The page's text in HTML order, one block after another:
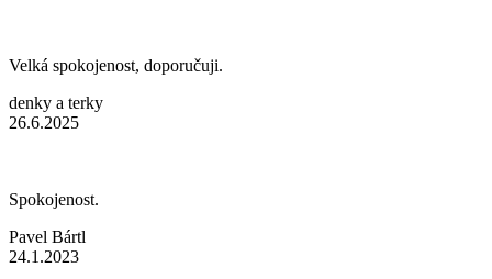
Velká spokojenost, doporučuji.
denky a terky
26.6.2025
Spokojenost.
Pavel Bártl
24.1.2023